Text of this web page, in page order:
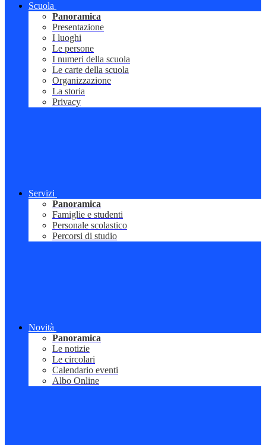
Scuola
Panoramica
Presentazione
I luoghi
Le persone
I numeri della scuola
Le carte della scuola
Organizzazione
La storia
Privacy
Servizi
Panoramica
Famiglie e studenti
Personale scolastico
Percorsi di studio
Novità
Panoramica
Le notizie
Le circolari
Calendario eventi
Albo Online